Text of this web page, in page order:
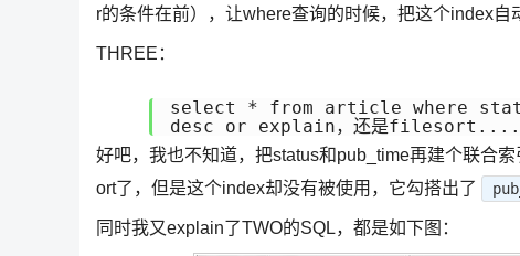
r的条件在前），让where查询的时候，把这个index自
THREE：
select * from article where
desc or explain，还是filesort.....
好吧，我也不知道，把status和pub_time再建个联合索
ort了，但是这个index却没有被使用，它勾搭出了
同时我又explain了TWO的SQL，都是如下图：